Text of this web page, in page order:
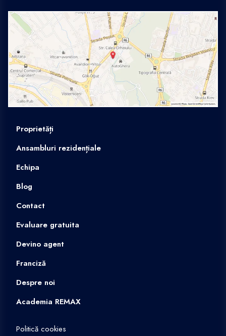
Proprietăți
Ansambluri rezidențiale
Echipa
Blog
Contact
Evaluare gratuita
Devino agent
Franciză
Despre noi
Academia REMAX
Politică cookies